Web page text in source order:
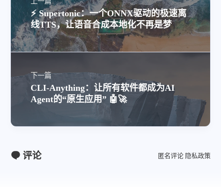
⚡ Supertonic：一个ONNX驱动的极速离
线TTS，让语音合成本地化不再是梦
下一篇
CLI-Anything：让所有软件都成为AI
Agent的“原生应用” 🤖🚀
评论 匿名评论 隐私政策